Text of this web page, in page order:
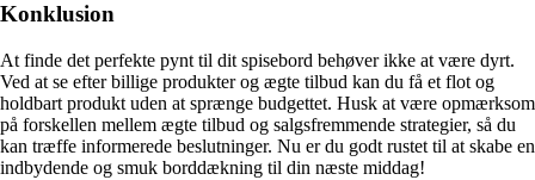
Konklusion
At finde det perfekte pynt til dit spisebord behøver ikke at være dyrt.
Ved at se efter billige produkter og ægte tilbud kan du få et flot og
holdbart produkt uden at sprænge budgettet. Husk at være opmærksom
på forskellen mellem ægte tilbud og salgsfremmende strategier, så du
kan træffe informerede beslutninger. Nu er du godt rustet til at skabe en
indbydende og smuk borddækning til din næste middag!